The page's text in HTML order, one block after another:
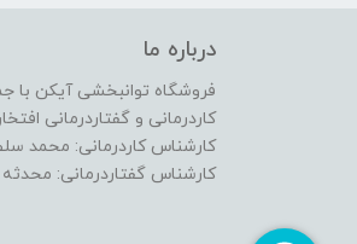
درباره ما
فروشگاه توانبخشی آیکن با
کاردرمانی و گفتاردرمانی
کارشناس کاردرمانی: محمد
کارشناس گفتاردرمانی: